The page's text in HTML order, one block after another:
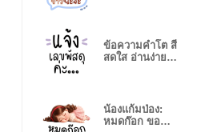
ข้อความคำโต สี
สดใส อ่านง่าย
น้องแก้มป่อง:
หมดก๊อก ขอ